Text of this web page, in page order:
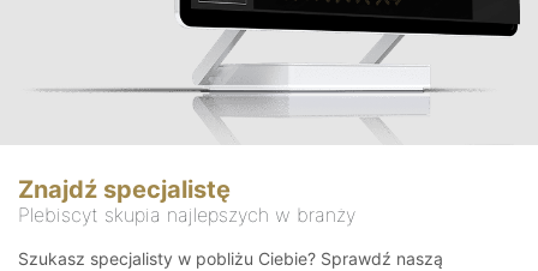
Znajdź specjalistę
Plebiscyt skupia najlepszych w branży
Szukasz specjalisty w pobliżu Ciebie? Sprawdź naszą